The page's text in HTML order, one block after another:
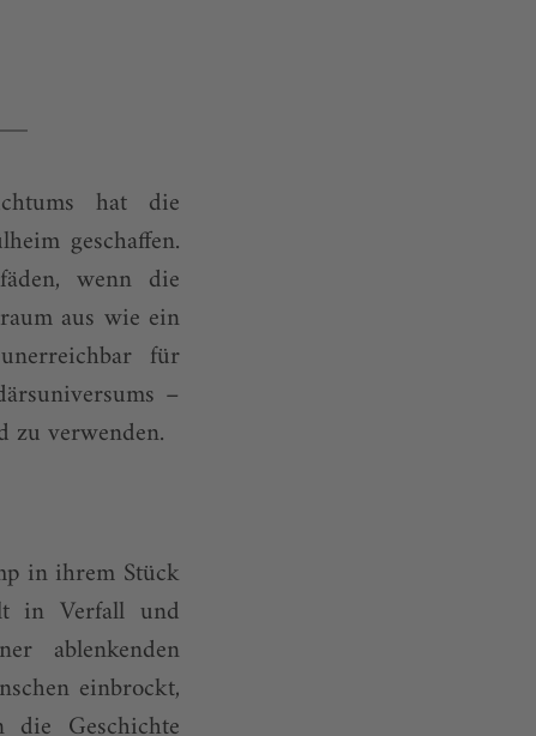
hat die
geschaffen.
wenn die
aus wie ein
für
–
zu verwenden.
in ihrem Stück
in Verfall und
ablenkenden
einbrockt,
Geschichte